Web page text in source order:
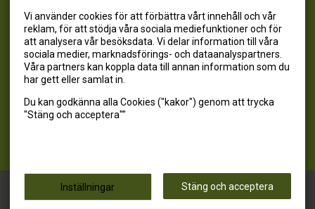
Vi använder cookies för att förbättra vårt innehåll och vår
reklam, för att stödja våra sociala mediefunktioner och för
att analysera vår besöksdata. Vi delar information till våra
sociala medier, marknadsförings- och dataanalyspartners.
Våra partners kan koppla data till annan information som du
har gett eller samlat in.
Du kan godkänna alla Cookies ("kakor") genom att trycka
"Stäng och acceptera""
Inställningar Stäng och acceptera
SEURAA MEITÄ
@kivikangaskalastus
@kivikangaskasvihuoneet
@kivikangas_kalastus
@kivikangaskasvihuoneet
Kivikangas © 2026